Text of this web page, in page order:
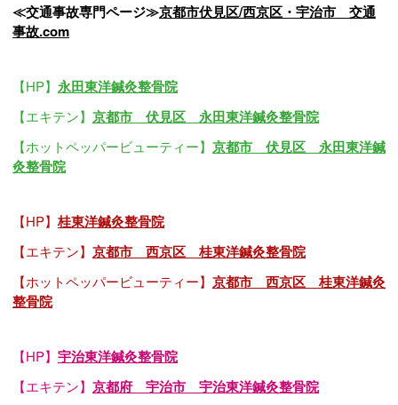
≪交通事故専門ページ≫京都市伏見区/西京区・宇治市 交通
事故.com
【HP】 永田東洋鍼灸整骨院
【エキテン】 京都市 伏見区 永田東洋鍼灸整骨院
【ホットペッパービューティー】 京都市 伏見区 永田東洋鍼
灸整骨院
【HP】 桂東洋鍼灸整骨院
【エキテン】 京都市 西京区 桂東洋鍼灸整骨院
【ホットペッパービューティー】 京都市 西京区 桂東洋鍼灸
整骨院
【HP】 宇治東洋鍼灸整骨院
【エキテン】 京都府 宇治市 宇治東洋鍼灸整骨院